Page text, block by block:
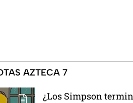
AZTECA 7
¿Los Simpson